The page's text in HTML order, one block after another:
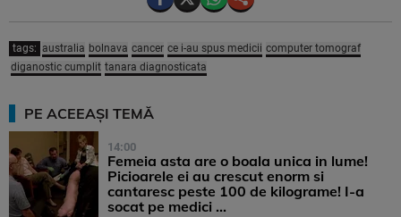
tags: australia bolnava cancer ce i-au spus medicii computer tomograf
diganostic cumplit tanara diagnosticata
PE ACEEAȘI TEMĂ
14:00
Femeia asta are o boala unica in lume!
Picioarele ei au crescut enorm si
cantaresc peste 100 de kilograme! I-a
socat pe medici ...